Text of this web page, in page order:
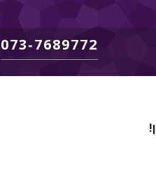
073-7689772